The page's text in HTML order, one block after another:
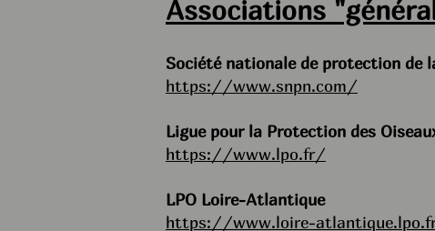
Associations
Société nationale de protection de
https://www.snpn.com/
Ligue pour la Protection des
https://www.lpo.fr/
LPO Loire-Atlantique
https://www.loire-